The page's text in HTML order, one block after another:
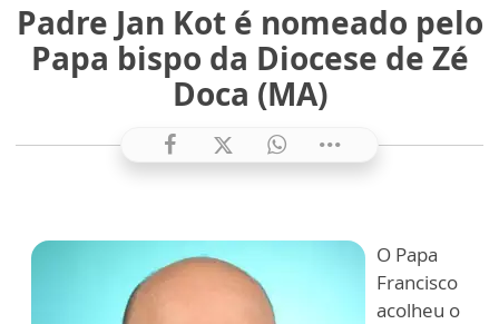
Padre Jan Kot é nomeado pelo
Papa bispo da Diocese de Zé
Doca (MA)
O Papa
Francisco
acolheu o